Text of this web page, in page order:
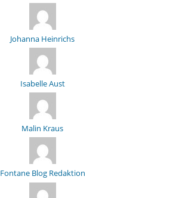
Johanna Heinrichs
Isabelle Aust
Malin Kraus
Fontane Blog Redaktion